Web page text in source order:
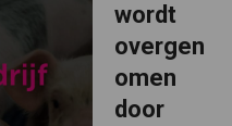
wordt
overgen
omen
door